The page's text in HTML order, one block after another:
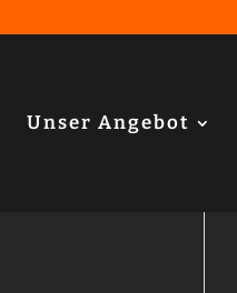
Unser Angebot